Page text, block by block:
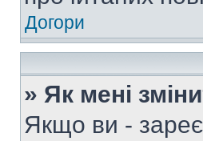
Догори
» Як мені
Якщо ви -